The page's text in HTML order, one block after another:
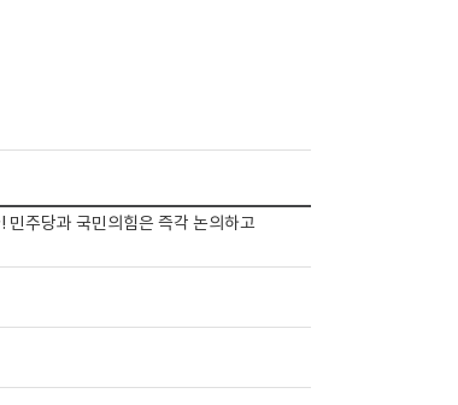
주당과 국민의힘은 즉각 논의하고